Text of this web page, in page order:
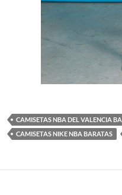
CAMISETAS NBA DEL VALENCIA
CAMISETAS NIKE NBA BARATAS